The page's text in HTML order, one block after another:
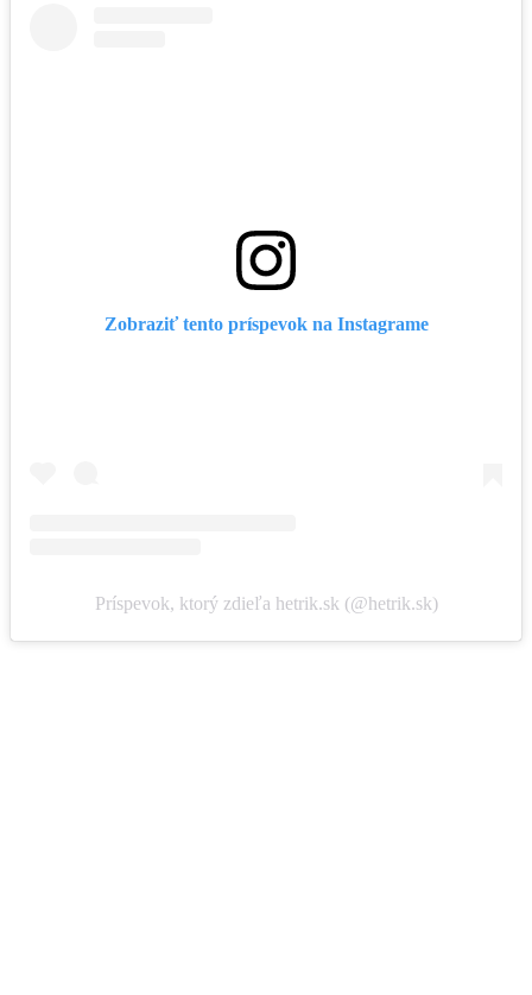
Zobraziť tento príspevok na Instagrame
Príspevok, ktorý zdieľa hetrik.sk (@hetrik.sk)